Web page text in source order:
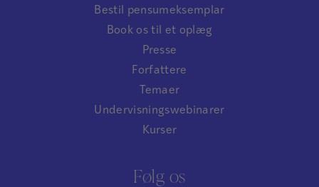
Bestil pensumeksemplar
Book os til et oplæg
Presse
Forfattere
Temaer
Undervisningswebinarer
Kurser
Følg os